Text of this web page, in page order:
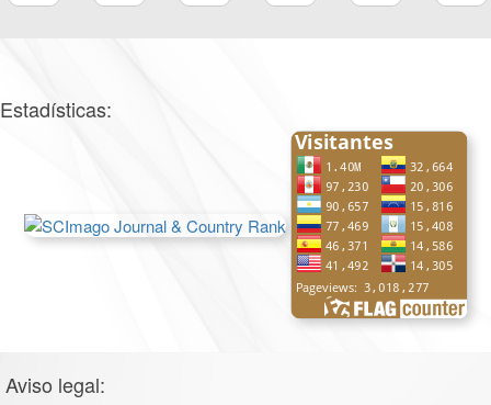
Estadísticas:
Aviso legal: